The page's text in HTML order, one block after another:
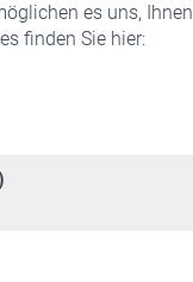
es uns, Ihnen
finden Sie hier: